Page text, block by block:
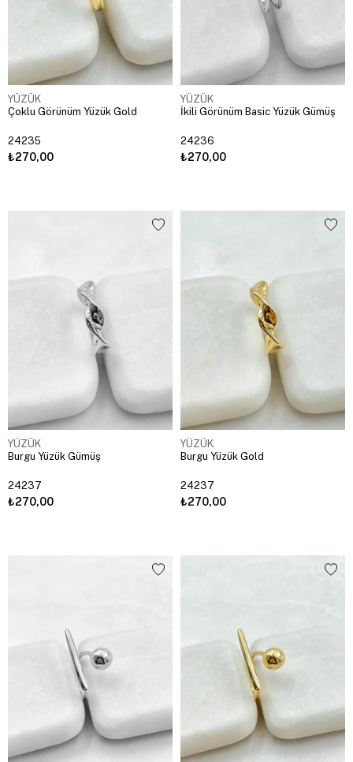
YÜZÜK
Çoklu Görünüm Yüzük Gold
24235
₺270,00
YÜZÜK
İkili Görünüm Basic Yüzük Gümüş
24236
₺270,00
YÜZÜK
Burgu Yüzük Gümüş
24237
₺270,00
YÜZÜK
Burgu Yüzük Gold
24237
₺270,00